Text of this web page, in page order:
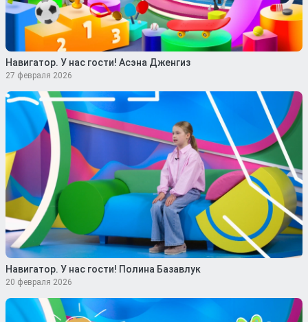
Навигатор. У нас гости! Асэна Дженгиз
27 февраля 2026
Навигатор. У нас гости! Полина Базавлук
20 февраля 2026